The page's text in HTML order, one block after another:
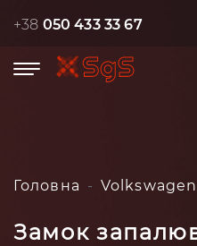
+38 050 433 33 67
Головна Volkswagen
Замок